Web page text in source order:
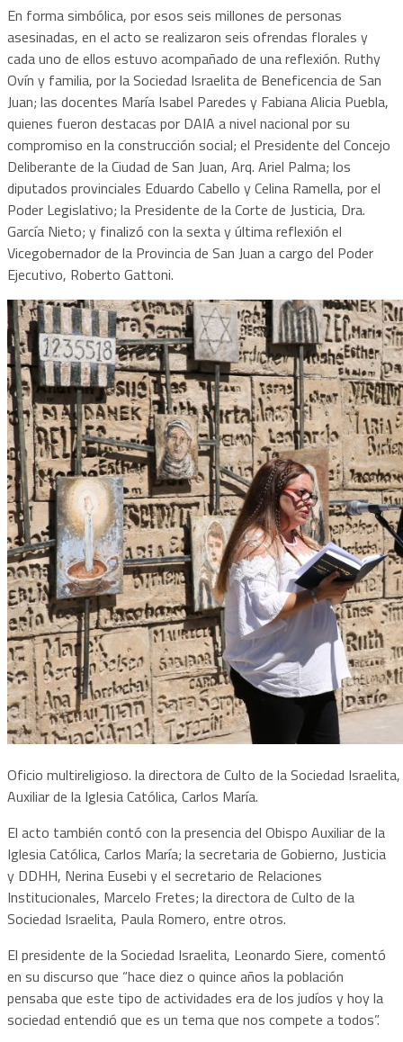
En forma simbólica, por esos seis millones de personas
asesinadas, en el acto se realizaron seis ofrendas florales y
cada uno de ellos estuvo acompañado de una reflexión. Ruthy
Ovín y familia, por la Sociedad Israelita de Beneficencia de San
Juan; las docentes María Isabel Paredes y Fabiana Alicia Puebla,
quienes fueron destacas por DAIA a nivel nacional por su
compromiso en la construcción social; el Presidente del Concejo
Deliberante de la Ciudad de San Juan, Arq. Ariel Palma; los
diputados provinciales Eduardo Cabello y Celina Ramella, por el
Poder Legislativo; la Presidente de la Corte de Justicia, Dra.
García Nieto; y finalizó con la sexta y última reflexión el
Vicegobernador de la Provincia de San Juan a cargo del Poder
Ejecutivo, Roberto Gattoni.
Oficio multireligioso. la directora de Culto de la Sociedad
Auxiliar de la Iglesia Católica, Carlos María.
El acto también contó con la presencia del Obispo Auxiliar de la
Iglesia Católica, Carlos María; la secretaria de Gobierno, Justicia
y DDHH, Nerina Eusebi y el secretario de Relaciones
Institucionales, Marcelo Fretes; la directora de Culto de la
Sociedad Israelita, Paula Romero, entre otros.
El presidente de la Sociedad Israelita, Leonardo Siere, comentó
en su discurso que “hace diez o quince años la población
pensaba que este tipo de actividades era de los judíos y hoy la
sociedad entendió que es un tema que nos compete a todos”.